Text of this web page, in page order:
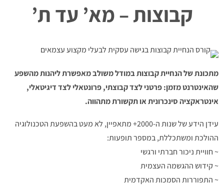
קבוצות – מא’ עד ת’
מתכונת של הנחיית קבוצות במודל משולב מאפשרת ליהנות מהשפע
שהאינטרנט מזמן: פרטני לצד קבוצתי, פרונטאלי לצד דיגיטאלי,
אינטראקציה סינכרונית או תקשורת מתהווה.
עידן הידע של שנות ה-2000+ מתאפיין, לא מעט בהשפעת הטכנולוגיה
ההולכת ומשתכללת, במספר תופעות:
~ חוויית ניכור חברתי ורגשי
~ קידוש ההגשמה העצמית
~ התפוררות הסמכות האקדמית